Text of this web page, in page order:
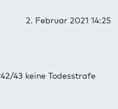
2. Februar 2021 14:25
43 keine Todesstrafe